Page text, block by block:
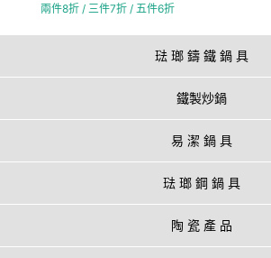
兩件8折 / 三件7折 / 五件6折
琺 瑯 鑄 鐵 鍋 具
鐵製炒鍋
易 潔 鍋 具
琺 瑯 鋼 鍋 具
陶 瓷 產 品